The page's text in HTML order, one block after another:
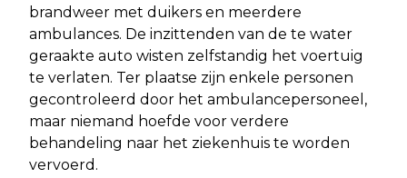
brandweer met duikers en meerdere
ambulances. De inzittenden van de te water
geraakte auto wisten zelfstandig het voertuig
te verlaten. Ter plaatse zijn enkele personen
gecontroleerd door het ambulancepersoneel,
maar niemand hoefde voor verdere
behandeling naar het ziekenhuis te worden
vervoerd.